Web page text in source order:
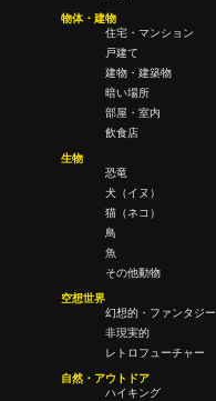
物体・建物
住宅・マンション
戸建て
建物・建築物
暗い場所
部屋・室内
飲食店
生物
恐竜
犬（イヌ）
猫（ネコ）
鳥
魚
その他動物
空想世界
幻想的・ファンタジー
非現実的
レトロフューチャー
自然・アウトドア
ハイキング